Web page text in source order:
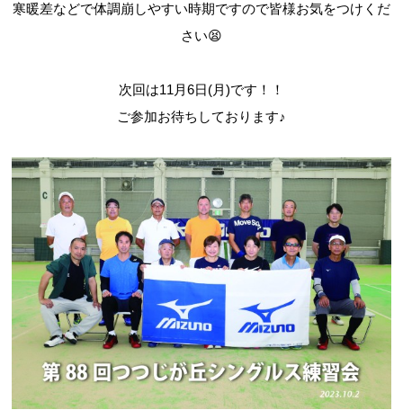
寒暖差などで体調崩しやすい時期ですので皆様お気をつけくだ
さい😫
次回は11月6日(月)です！！
ご参加お待ちしております♪